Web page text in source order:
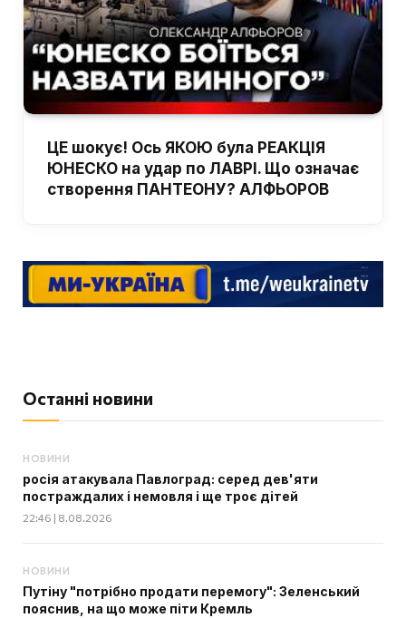
ЦЕ шокує! Ось ЯКОЮ була РЕАКЦІЯ
ЮНЕСКО на удар по ЛАВРІ. Що означає
створення ПАНТЕОНУ? АЛФЬОРОВ
Останні новини
НОВИНИ
росія атакувала Павлоград: серед дев'яти
постраждалих і немовля і ще троє дітей
22:46 | 8.08.2026
НОВИНИ
Путіну "потрібно продати перемогу": Зеленський
пояснив, на що може піти Кремль